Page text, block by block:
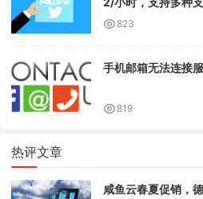
823
手机邮箱无法连接
819
热评文章
咸鱼云春夏促销，